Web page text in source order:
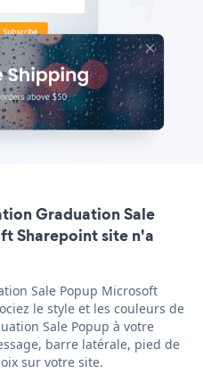
Graduation Sale
Sharepoint site n'a
Sale Popup Microsoft
le style et les couleurs de
Sale Popup à votre
barre latérale, pied de
sur votre site.